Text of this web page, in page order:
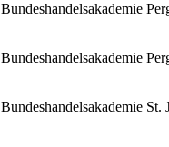
Bundeshandelsakademie
Bundeshandelsakademie
Bundeshandelsakademie St.